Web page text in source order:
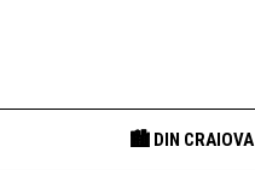
🏙 DIN CRAIOVA